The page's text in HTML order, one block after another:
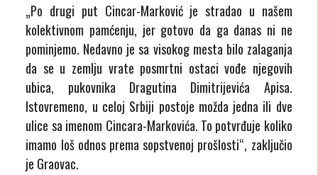
„Po drugi put Cincar-Marković je stradao u našem
kolektivnom pamćenju, jer gotovo da ga danas ni ne
pominjemo. Nedavno je sa visokog mesta bilo zalaganja
da se u zemlju vrate posmrtni ostaci vođe njegovih
ubica, pukovnika Dragutina Dimitrijevića Apisa.
Istovremeno, u celoj Srbiji postoje možda jedna ili dve
ulice sa imenom Cincara-Markovića. To potvrđuje koliko
imamo loš odnos prema sopstvenoj prošlosti“, zaključio
je Graovac.